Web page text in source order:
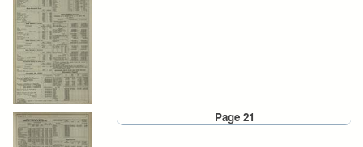
Page 21